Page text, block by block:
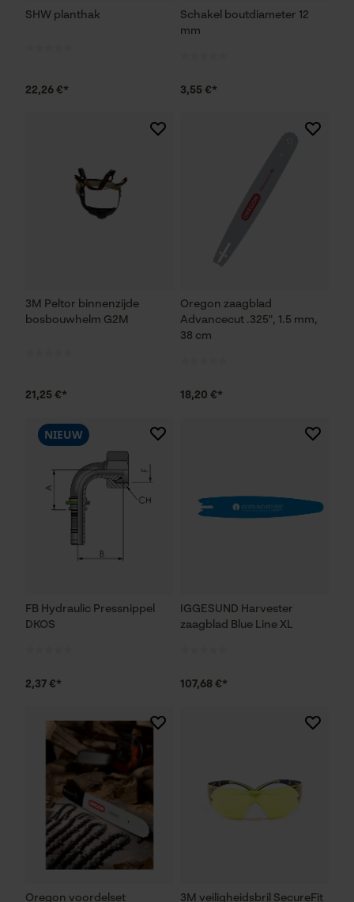
SHW planthak
22,26 €*
Schakel boutdiameter 12
mm
3,55 €*
3M Peltor binnenzijde
bosbouwhelm G2M
21,25 €*
Oregon zaagblad
Advancecut .325", 1.5 mm,
38 cm
18,20 €*
FB Hydraulic Pressnippel
DKOS
NIEUW
2,37 €*
IGGESUND Harvester
zaagblad Blue Line XL
107,68 €*
Oregon voordelset 3M veiligheidsbril SecureFit